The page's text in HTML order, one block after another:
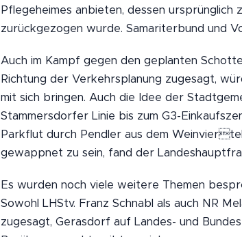
Pflegeheimes anbieten, dessen
zurückgezogen wurde. Samariterbund und
Auch im Kampf gegen den geplanten
Richtung der Verkehrsplanung zugesagt,
mit sich bringen. Auch die Idee der
Stammersdorfer Linie bis zum G3-
Parkflut durch Pendler aus dem
gewappnet zu sein, fand der
Es wurden noch viele weitere Themen
Sowohl LHStv. Franz Schnabl als auch NR
zugesagt, Gerasdorf auf Landes- und